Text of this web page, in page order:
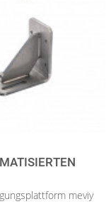
meviy